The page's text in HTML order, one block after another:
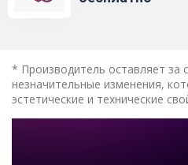
* Производитель оставляет за
незначительные изменения,
эстетические и технические